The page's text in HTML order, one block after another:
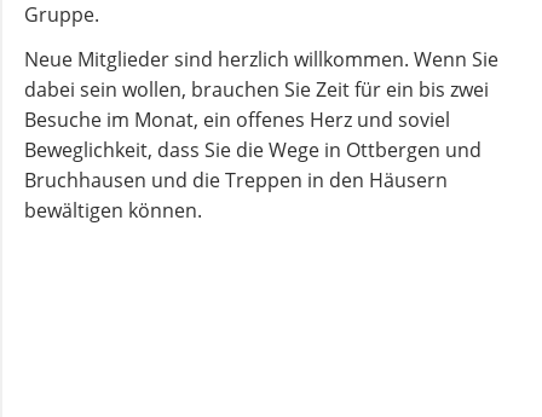
Gemeindebrief
Andachten
zum
Monatsspruch
Gruppe.
Neue Mitglieder sind herzlich willkommen. Wenn Sie
dabei sein wollen, brauchen Sie Zeit für ein bis zwei
Besuche im Monat, ein offenes Herz und soviel
Beweglichkeit, dass Sie die Wege in Ottbergen und
Bruchhausen und die Treppen in den Häusern
bewältigen können.